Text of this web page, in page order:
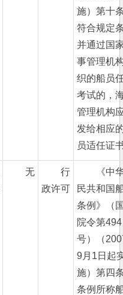
施）第十
符合规定
并通过国
事管理机
织的船员
考试的，
管理机构
发给相应
员适任证
无
行
政许可
《中
民共和国
条例》（
院令第494
号）（
9月1日起
施）第四
条例所称